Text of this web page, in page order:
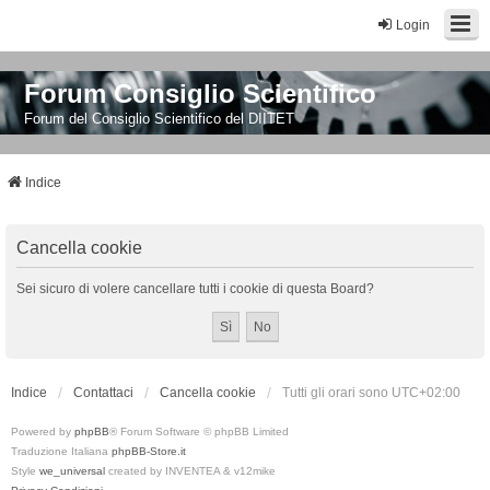
Login
Forum Consiglio Scientifico
Forum del Consiglio Scientifico del DIITET
Indice
Cancella cookie
Sei sicuro di volere cancellare tutti i cookie di questa Board?
Indice Contattaci Cancella cookie Tutti gli orari sono UTC+02:00
Powered by phpBB® Forum Software © phpBB Limited
Traduzione Italiana phpBB-Store.it
Style we_universal created by INVENTEA & v12mike